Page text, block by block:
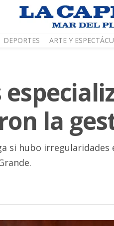
DEPORTES ARTE Y
la
si hubo